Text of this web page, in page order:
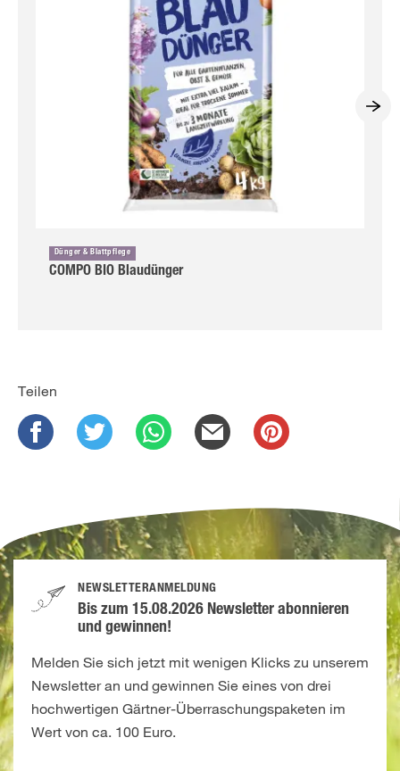
Dünger & Blattpflege
COMPO BIO Blaudünger
Teilen
NEWSLETTERANMELDUNG
Bis zum 15.08.2026 Newsletter abonnieren
und gewinnen!
Melden Sie sich jetzt mit wenigen Klicks zu unserem
Newsletter an und gewinnen Sie eines von drei
hochwertigen Gärtner-Überraschungspaketen im
Wert von ca. 100 Euro.